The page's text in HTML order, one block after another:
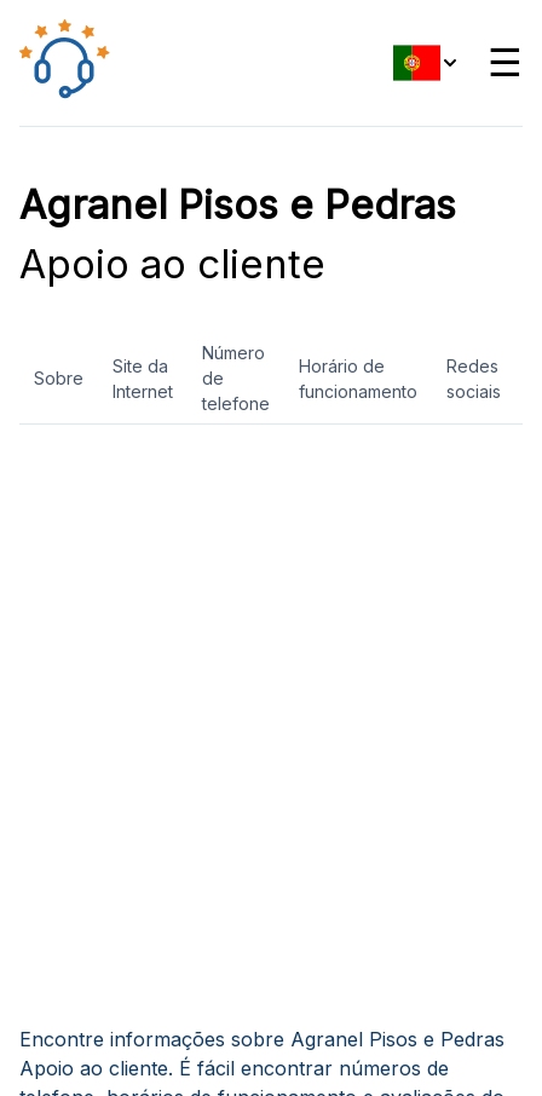
☰
Agranel Pisos e Pedras
Apoio ao cliente
Sobre
Site da
Internet
Número
de
telefone
Horário de
funcionamento
Redes
sociais
Encontre informações sobre Agranel Pisos e Pedras
Apoio ao cliente. É fácil encontrar números de